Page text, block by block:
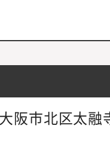
阪市北区太融